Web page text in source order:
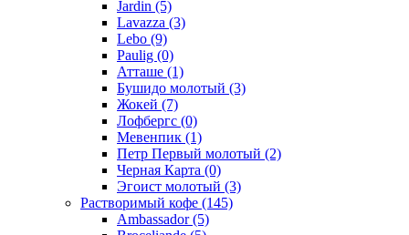
Jardin (5)
Lavazza (3)
Lebo (9)
Paulig (0)
Атташе (1)
Бушидо молотый (3)
Жокей (7)
Лофбергс (0)
Мевенпик (1)
Петр Первый молотый (2)
Черная Карта (0)
Эгоист молотый (3)
Растворимый кофе (145)
Ambassador(5)